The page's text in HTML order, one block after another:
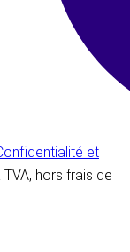
et
hors frais de